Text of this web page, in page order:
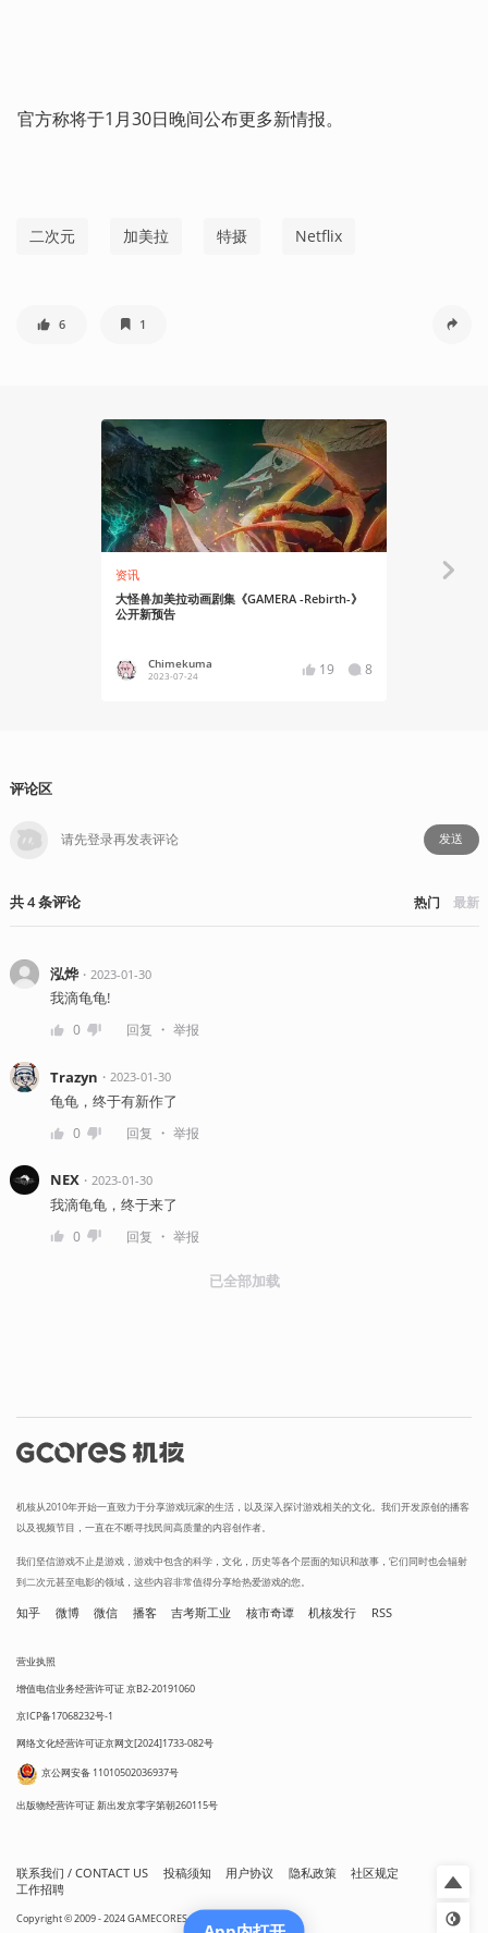
官方称将于1月30日晚间公布更多新情报。
二次元 加美拉 特摄 Netflix
6 1
资讯
大怪兽加美拉动画剧集《GAMERA -Rebirth-》
公开新预告
Chimekuma
2023-07-24 19 8
评论区
发送
共4条评论 热门 最新
泓烨・ 2023-01-30
我滴龟龟!
0 回复 ・ 举报
Trazyn ・ 2023-01-30
龟龟，终于有新作了
0 回复 ・ 举报
NEX・ 2023-01-30
我滴龟龟，终于来了
0 回复 ・ 举报
已全部加载
机核从2010年开始一直致力于分享游戏玩家的生活，以及深入探讨游戏相关的文化。我们开发原创的播客
以及视频节目，一直在不断寻找民间高质量的内容创作者。
我们坚信游戏不止是游戏，游戏中包含的科学，文化，历史等各个层面的知识和故事，它们同时也会辐射
到二次元甚至电影的领域，这些内容非常值得分享给热爱游戏的您。
知乎 微博 微信 播客 吉考斯工业 核市奇谭 机核发行 RSS
营业执照
增值电信业务经营许可证 京B2-20191060
京ICP备17068232号-1
网络文化经营许可证京网文[2024]1733-082号
京公网安备 11010502036937号
出版物经营许可证 新出发京零字第朝260115号
联系我们 / CONTACT US 投稿须知 用户协议 隐私政策
社区规定
工作招聘
Copyright © 2009 - 2024 GAMECORES. All Rights Reserved